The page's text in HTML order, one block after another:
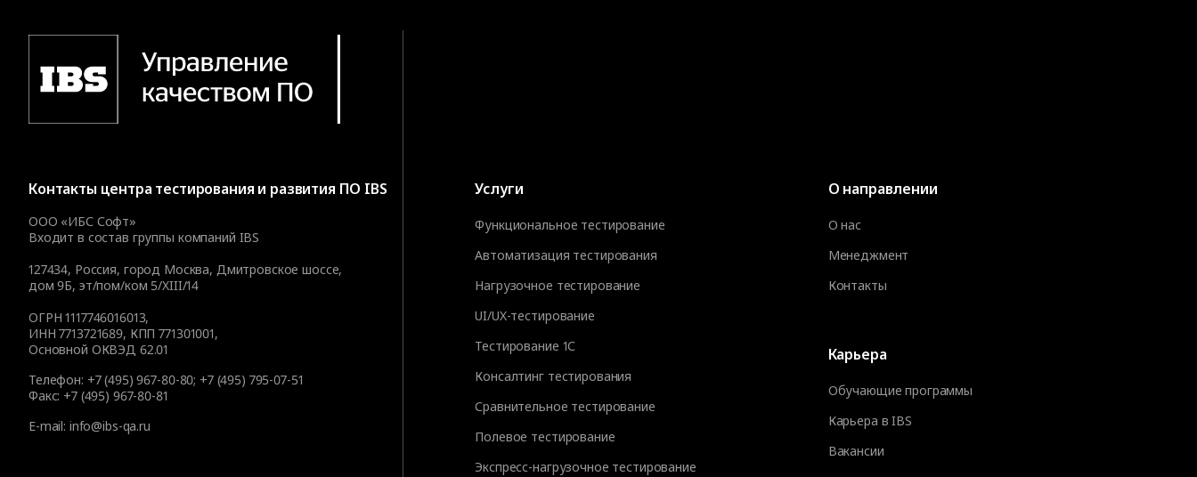
Контакты центра тестирования и развития ПО IBS
ООО «ИБС Софт»
Входит в состав группы компаний IBS
127434, Россия, город Москва, Дмитровское шоссе,
дом 9Б, эт/пом/ком 5/XIII/14
ОГРН 1117746016013,
ИНН 7713721689, КПП 771301001,
Основной ОКВЭД 62.01
Телефон: +7 (495) 967-80-80; +7 (495) 795-07-51
Факс: +7 (495) 967-80-81
E-mail: info@ibs-qa.ru
Услуги
Функциональное тестирование
Автоматизация тестирования
Нагрузочное тестирование
UI/UX-тестирование
Тестирование 1С
Консалтинг тестирования
Сравнительное тестирование
Полевое тестирование
Экспресс-нагрузочное тестирование
О направлении
О нас
Менеджмент
Контакты
Карьера
Обучающие программы
Карьера в IBS
Вакансии